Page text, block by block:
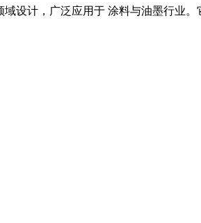
域设计，广泛应用于 涂料与油墨行业。